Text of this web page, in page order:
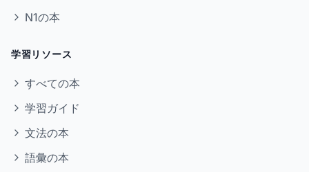
N1の本
学習リソース
すべての本
学習ガイド
文法の本
語彙の本